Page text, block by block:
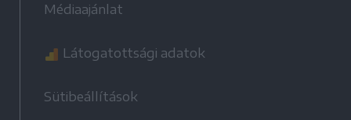
Médiaajánlat
Látogatottsági adatok
Sütibeállítások